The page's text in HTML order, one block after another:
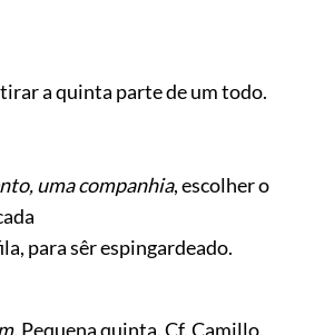
a quinta parte de um todo.
uma companhia, escolher o
para sêr espingardeado.
Pequena quinta. Cf. Camillo,